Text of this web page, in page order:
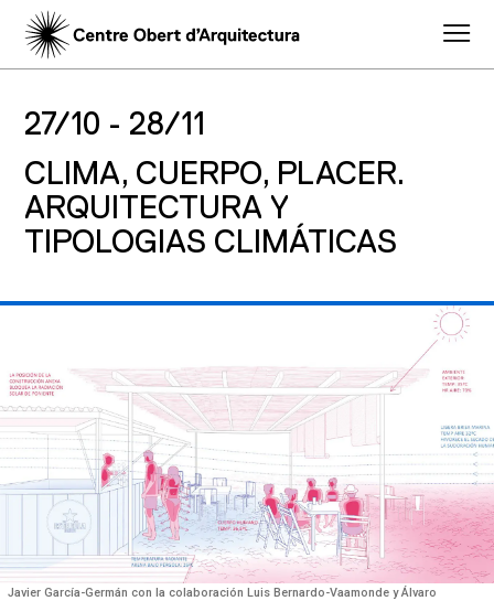
27/10 - 28/11
CLIMA, CUERPO, PLACER.
ARQUITECTURA Y
TIPOLOGIAS CLIMÁTICAS
Javier García-Germán con la colaboración Luis Bernardo-Vaamonde y Álvaro